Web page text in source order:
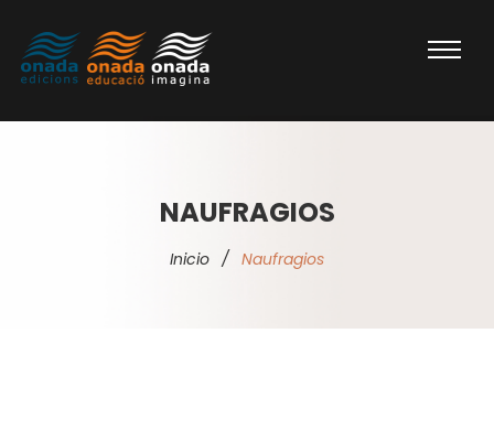
NAUFRAGIOS
Inicio / Naufragios